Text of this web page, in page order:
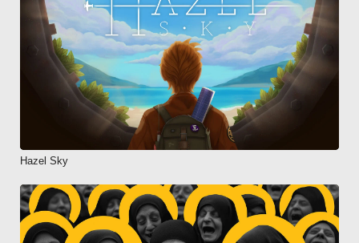
Hazel Sky